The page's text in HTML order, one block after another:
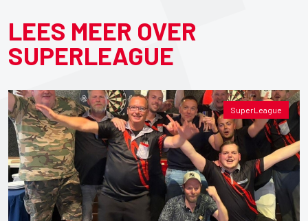
LEES MEER OVER
SUPERLEAGUE
SuperLeague